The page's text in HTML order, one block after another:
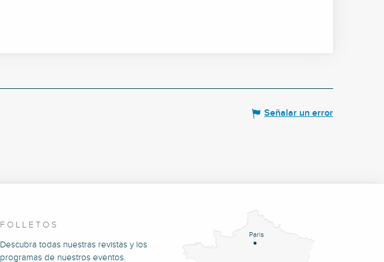
Señalar un error
FOLLETOS
Descubra todas nuestras revistas y los
programas de nuestros eventos.
Paris